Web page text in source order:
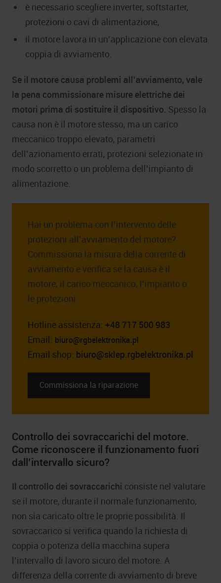
è necessario scegliere inverter, softstarter,
protezioni o cavi di alimentazione,
il motore lavora in un’applicazione con elevata
coppia di avviamento.
Se il motore causa problemi all’avviamento, vale
la pena commissionare misure elettriche dei
motori prima di sostituire il dispositivo. Spesso la
causa non è il motore stesso, ma un carico
meccanico troppo elevato, parametri
dell’azionamento errati, protezioni selezionate in
modo scorretto o un problema dell’impianto di
alimentazione.
Hai un problema con l’intervento delle
protezioni all’avviamento del motore?
Commissiona la misura della corrente di
avviamento e verifica se la causa è il
motore, il carico meccanico, l’impianto o
le protezioni.
Hotline assistenza: +48 717 500 983
Email: biuro@rgbelektronika.pl
Email shop: biuro@sklep.rgbelektronika.pl
Commissiona la riparazione
Controllo dei sovraccarichi del motore.
Come riconoscere il funzionamento fuori
dall’intervallo sicuro?
Il controllo dei sovraccarichi consiste nel valutare
se il motore, durante il normale funzionamento,
non sia caricato oltre le proprie possibilità. Il
sovraccarico si verifica quando la richiesta di
coppia o potenza della macchina supera
l’intervallo di lavoro sicuro del motore. A
differenza della corrente di avviamento di breve